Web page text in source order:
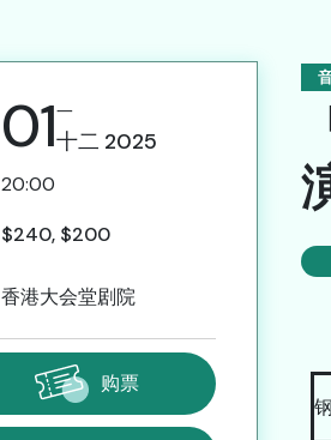
01一
十二 2025
20:00
$240, $200
香港大会堂剧院
购票